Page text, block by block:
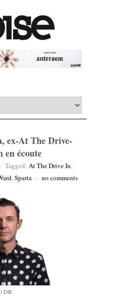
ex-At The Drive-
en écoute
Tagged: At The Drive In,
,Sparta - no comments
DR